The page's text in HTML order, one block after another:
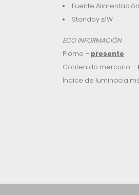
Fuente Alimentación
Standby ≤1W
ECO INFORMACIÓN
Plomo – presente
Contenido mercurio –
Índice de luminacia